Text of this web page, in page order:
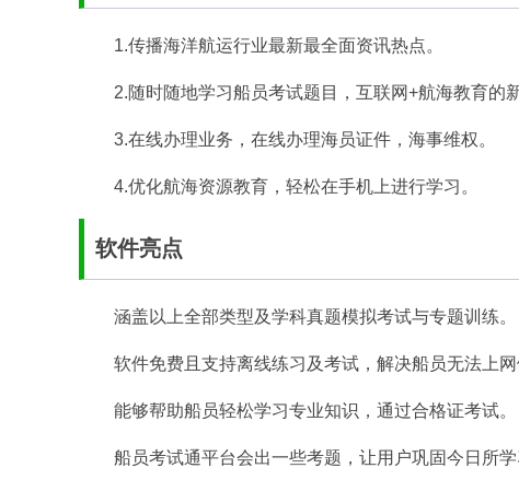
1.传播海洋航运行业最新最全面资讯热点。
2.随时随地学习船员考试题目，互联网+航海教育的
3.在线办理业务，在线办理海员证件，海事维权。
4.优化航海资源教育，轻松在手机上进行学习。
软件亮点
涵盖以上全部类型及学科真题模拟考试与专题训练。
软件免费且支持离线练习及考试，解决船员无法上网
能够帮助船员轻松学习专业知识，通过合格证考试。
船员考试通平台会出一些考题，让用户巩固今日所学